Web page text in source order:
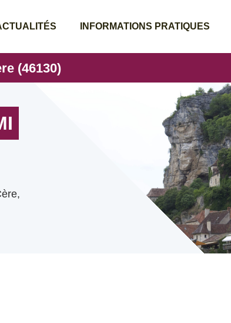
INFORMATIONS PRATIQUES
(46130)